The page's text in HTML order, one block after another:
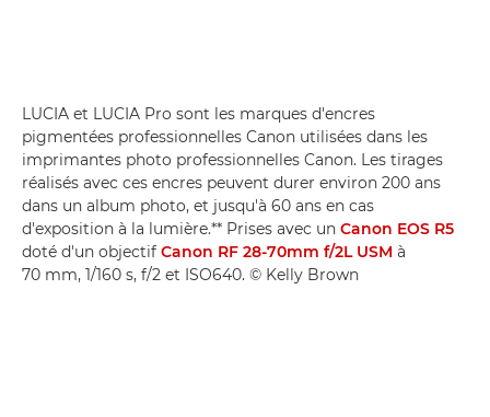
LUCIA et LUCIA Pro sont les marques d'encres
pigmentées professionnelles Canon utilisées dans les
imprimantes photo professionnelles Canon. Les tirages
réalisés avec ces encres peuvent durer environ 200 ans
dans un album photo, et jusqu'à 60 ans en cas
d'exposition à la lumière.** Prises avec un Canon EOS R5
doté d'un objectif Canon RF 28-70mm f/2L USM à
70 mm, 1/160 s, f/2 et ISO640. © Kelly Brown